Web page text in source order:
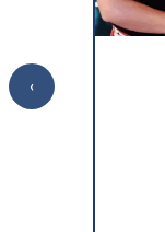
‹